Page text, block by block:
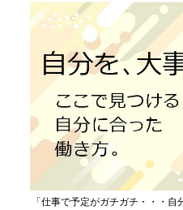
「仕事で予定がガチガチ・・・自